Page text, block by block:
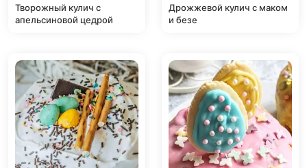
Творожный кулич с
апельсиновой цедрой
Дрожжевой кулич с маком
и безе